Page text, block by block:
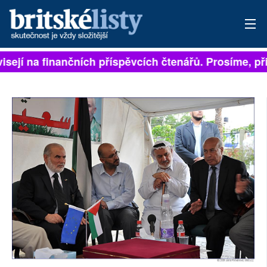
PŘIHLÁSIT
ARCHIV
ROZHOVORY
TÉMATA
NEJČTENĚJŠÍ ZA 7 DNÍ
AUTOŘI
PŘÍSPĚVKY NA PROVOZ
na finančních příspěvcích čtenářů. Prosíme,